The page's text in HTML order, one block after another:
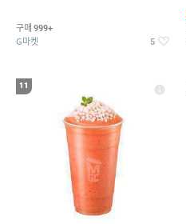
구매 999+
G마켓 5
11